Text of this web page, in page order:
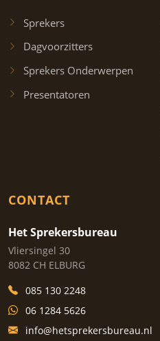
Sprekers
Dagvoorzitters
Sprekers Onderwerpen
Presentatoren
CONTACT
Het Sprekersbureau
Vliersingel 30
8082 CH ELBURG
085 130 2248
06 1284 5626
info@hetsprekersbureau.nl